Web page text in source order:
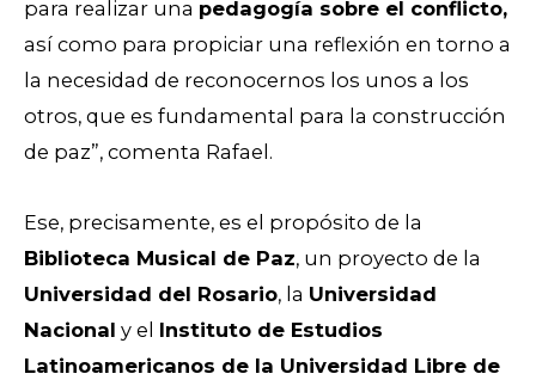
para realizar una pedagogía sobre el conflicto,
así como para propiciar una reflexión en torno a
la necesidad de reconocernos los unos a los
otros, que es fundamental para la construcción
de paz”, comenta Rafael.
Ese, precisamente, es el propósito de la
Biblioteca Musical de Paz, un proyecto de la
Universidad del Rosario, la Universidad
Nacional y el Instituto de Estudios
Latinoamericanos de la Universidad Libre de